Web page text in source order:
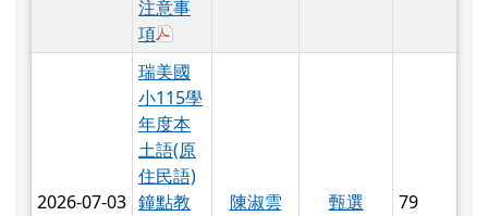
土語(原
住民語)
鐘點教
師甄選
(第2次公
告分3次
招考)
於彈跳視窗觀看：瑞美國小115學年度本